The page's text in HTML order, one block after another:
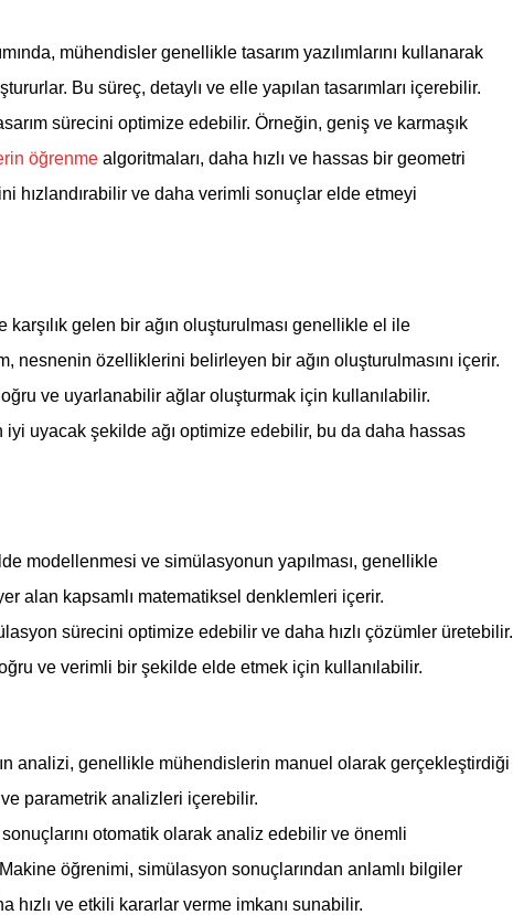
mühendisler genellikle tasarım yazılımlarını kullanarak
Bu süreç, detaylı ve elle yapılan tasarımları içerebilir.
sürecini optimize edebilir. Örneğin, geniş ve karmaşık
öğrenme algoritmaları, daha hızlı ve hassas bir geometri
hızlandırabilir ve daha verimli sonuçlar elde etmeyi
gelen bir ağın oluşturulması genellikle el ile
nesnenin özelliklerini belirleyen bir ağın oluşturulmasını içerir.
ve uyarlanabilir ağlar oluşturmak için kullanılabilir.
uyacak şekilde ağı optimize edebilir, bu da daha hassas
modellenmesi ve simülasyonun yapılması, genellikle
alan kapsamlı matematiksel denklemleri içerir.
sürecini optimize edebilir ve daha hızlı çözümler üretebilir.
ve verimli bir şekilde elde etmek için kullanılabilir.
analizi, genellikle mühendislerin manuel olarak gerçekleştirdiği
parametrik analizleri içerebilir.
otomatik olarak analiz edebilir ve önemli
öğrenimi, simülasyon sonuçlarından anlamlı bilgiler
hızlı ve etkili kararlar verme imkanı sunabilir.